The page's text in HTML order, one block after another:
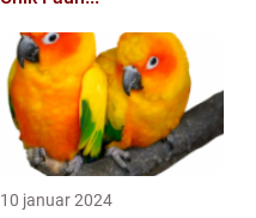
10 januar 2024